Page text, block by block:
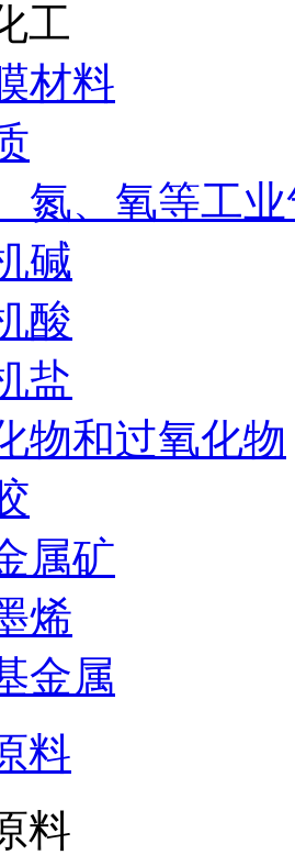
工
材料
氮、氧等工
碱
酸
盐
物和过氧化物
属矿
烯
金属
料
料